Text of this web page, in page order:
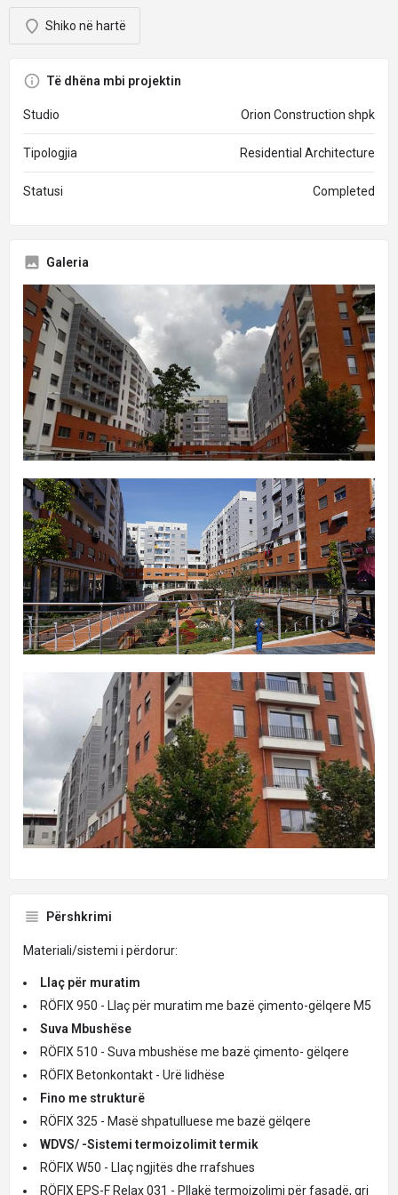
Shiko në hartë
Të dhëna mbi projektin
Studio Orion Construction shpk
Tipologjia Residential Architecture
Statusi Completed
Galeria
Përshkrimi
Materiali/sistemi i përdorur:
Llaç për muratim
RÖFIX 950 - Llaç për muratim me bazë çimento-gëlqere M5
Suva Mbushëse
RÖFIX 510 - Suva mbushëse me bazë çimento- gëlqere
RÖFIX Betonkontakt - Urë lidhëse
Fino me strukturë
RÖFIX 325 - Masë shpatulluese me bazë gëlqere
WDVS/ -Sistemi termoizolimit termik
RÖFIX W50 - Llaç ngjitës dhe rrafshues
RÖFIX EPS-F Relax 031 - Pllakë termoizolimi për fasadë, gri